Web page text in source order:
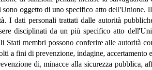
oggetto di uno specifico atto dell'Unione.
I dati personali trattati dalle autorità
disciplinati da un più specifico atto
Stati membri possono conferire alle autorità
a fini di prevenzione, indagine, accertamento
di, minacce alla sicurezza pubblica,